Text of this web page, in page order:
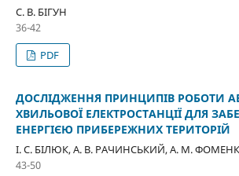
С. В. БІГУН
36-42
PDF
ДОСЛІДЖЕННЯ ПРИНЦИПІВ РОБОТИ
ХВИЛЬОВОЇ ЕЛЕКТРОСТАНЦІЇ ДЛЯ
ЕНЕРГІЄЮ ПРИБЕРЕЖНИХ ТЕРИТОРІЙ
І. С. БІЛЮК, А. В. РАЧИНСЬКИЙ, А. М.
43-50